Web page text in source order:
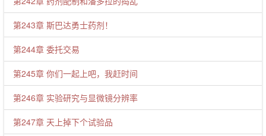
第243章 斯巴达勇士药剂！
第244章 委托交易
第245章 你们一起上吧，我赶时间
第246章 实验研究与显微镜分辨率
第247章 天上掉下个试验品